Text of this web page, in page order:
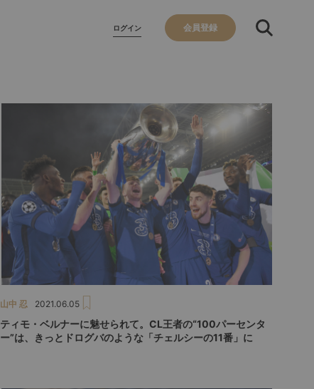
ログイン 会員登録
山中 忍 2021.06.05
ティモ・ベルナーに魅せられて。CL王者の“100パーセンタ
ー”は、きっとドログバのような「チェルシーの11番」に